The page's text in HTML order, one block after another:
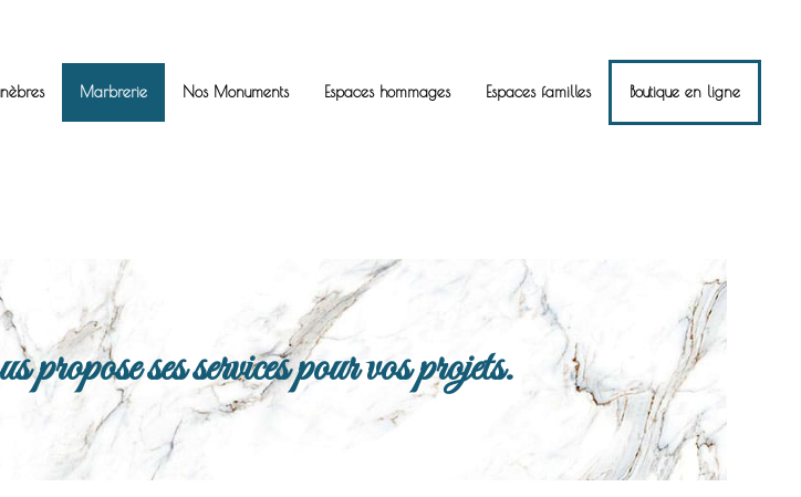
Marbrerie Nos Monuments Espaces hommages Espaces familles Boutique en ligne
ses services pour vos projets.